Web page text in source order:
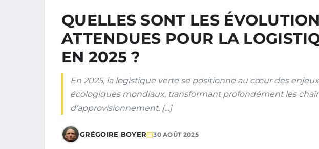
QUELLES SONT LES
ATTENDUES POUR LA
EN 2025 ?
En 2025, la logistique verte se positionne au cœur des
écologiques mondiaux, transformant profondément les
d’approvisionnement. […]
GRÉGOIRE BOYER 30 AOÛT 2025